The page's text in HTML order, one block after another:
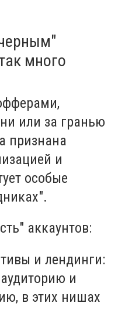
много
или за гранью
признана
и
особые
аккаунтов:
и лендинги:
и
в этих нишах